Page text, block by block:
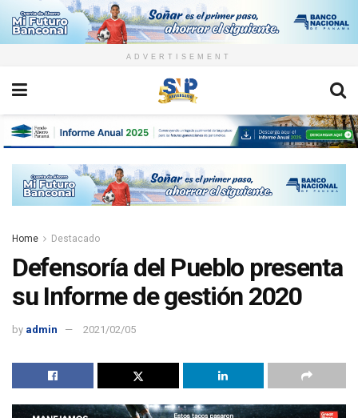
ADVERTISEMENT
Home Destacado
Defensoría del Pueblo presenta
su Informe de gestión 2020
by admin 2021/02/05